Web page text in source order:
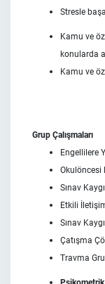
Stresle
Kamu ve
konularda
Kamu ve
Grup Çalışmaları
Engellilere
Okulöncesi
Sınav
Etkili
Sınav
Çatışma
Travma